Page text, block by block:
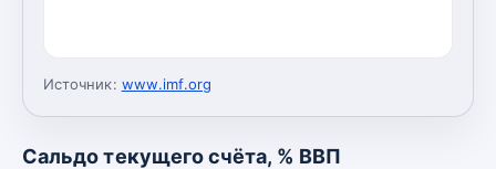
Источник: www.imf.org
Сальдо текущего счёта, % ВВП